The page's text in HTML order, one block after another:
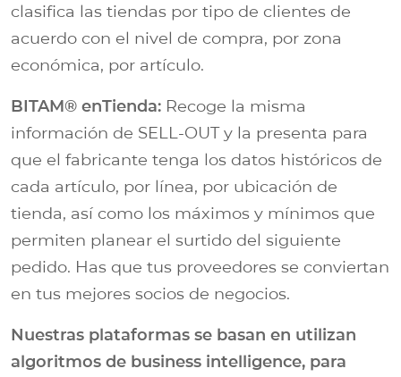
clasifica las tiendas por tipo de clientes de
acuerdo con el nivel de compra, por zona
económica, por artículo.
BITAM® enTienda: Recoge la misma
información de SELL-OUT y la presenta para
que el fabricante tenga los datos históricos de
cada artículo, por línea, por ubicación de
tienda, así como los máximos y mínimos que
permiten planear el surtido del siguiente
pedido. Has que tus proveedores se conviertan
en tus mejores socios de negocios.
Nuestras plataformas se basan en utilizan
algoritmos de business intelligence, para